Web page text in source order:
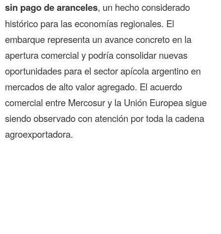
sin pago de aranceles, un hecho considerado
histórico para las economías regionales. El
embarque representa un avance concreto en la
apertura comercial y podría consolidar nuevas
oportunidades para el sector apícola argentino en
mercados de alto valor agregado. El acuerdo
comercial entre Mercosur y la Unión Europea sigue
siendo observado con atención por toda la cadena
agroexportadora.